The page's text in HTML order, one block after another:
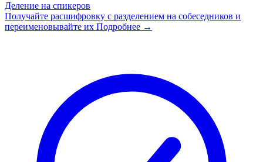
Деление на спикеров
Получайте расшифровку с разделением на собеседников и
переименовывайте их Подробнее →